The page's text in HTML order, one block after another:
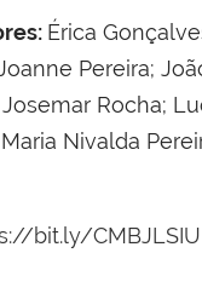
Érica
Pereira;
Rocha;
Nivalda
bit.ly/CMBJLSIU